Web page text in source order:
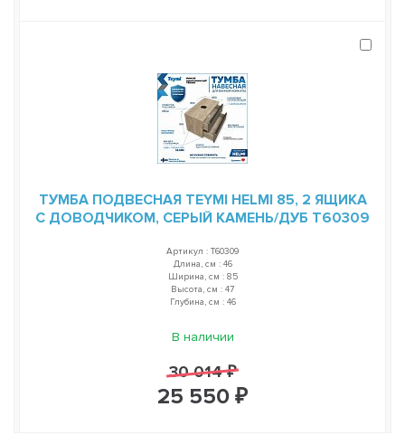
ТУМБА ПОДВЕСНАЯ TEYMI HELMI 85, 2 ЯЩИКА
С ДОВОДЧИКОМ, СЕРЫЙ КАМЕНЬ/ДУБ T60309
Артикул : T60309
Длина, см : 46
Ширина, см : 85
Высота, см : 47
Глубина, см : 46
В наличии
30 014 ₽
25 550 ₽